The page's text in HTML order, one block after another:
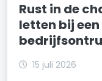
Rust in de
letten bij
15 juli 2026